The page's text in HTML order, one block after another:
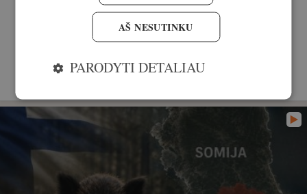
AŠ NESUTINKU
PARODYTI DETALIAU